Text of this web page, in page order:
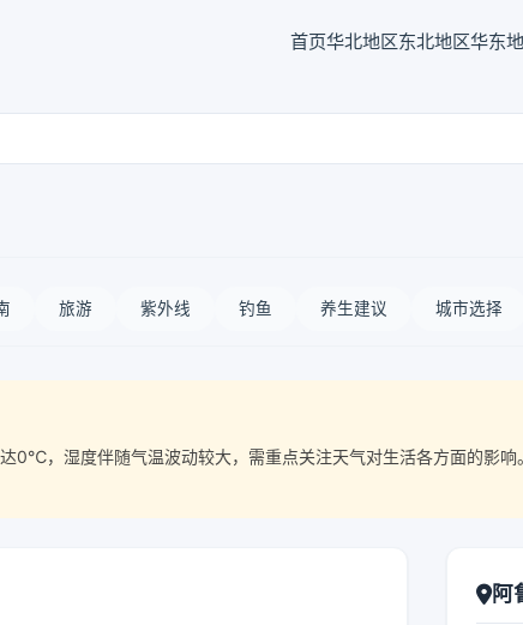
首页华北地区东北地区华东
旅游 紫外线 钓鱼 养生建议 城市选择
，湿度伴随气温波动较大，需重点关注天气对生活各方面的影响。
阿